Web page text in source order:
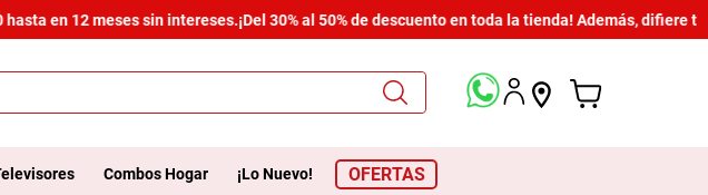
en 12 meses sin intereses.¡Del 30% al 50% de descuento en toda la tienda! Además, difiere
Combos Hogar ¡Lo Nuevo! OFERTAS